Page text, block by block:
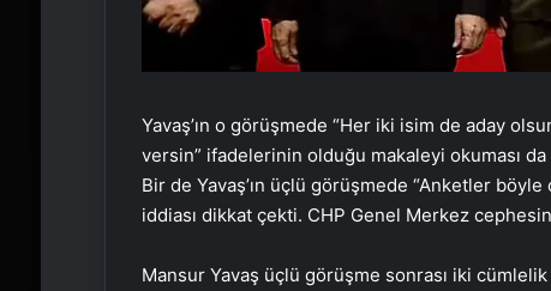
Yavaş’ın o görüşmede “Her iki isim de aday
versin” ifadelerinin olduğu makaleyi okuması
Bir de Yavaş’ın üçlü görüşmede “Anketler
iddiası dikkat çekti. CHP Genel Merkez
Mansur Yavaş üçlü görüşme sonrası iki